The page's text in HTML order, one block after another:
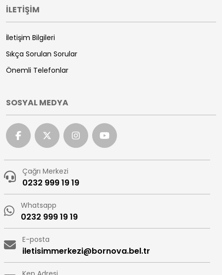
İLETİŞİM
İletişim Bilgileri
Sıkça Sorulan Sorular
Önemli Telefonlar
SOSYAL MEDYA
Çağrı Merkezi
0232 999 19 19
Whatsapp
0232 999 19 19
E-posta
iletisimmerkezi@bornova.bel.tr